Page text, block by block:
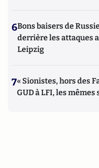
6Bons baisers de
derrière les attaques
Leipzig
7« Sionistes, hors des
GUD à LFI, les